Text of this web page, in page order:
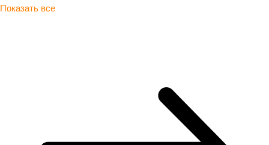
Показать все